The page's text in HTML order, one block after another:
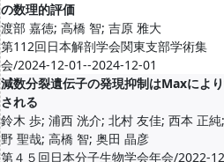
の数理的評価
渡部 嘉徳; 高橋 智; 吉原 雅大
第112回日本解剖学会関東支部学術集
会/2024-12-01--2024-12-01
減数分裂遺伝子の発現抑制はMaxによ
される
鈴木 歩; 浦⻄ 洸介; 北村 友佳; ⻄本 正
野 聖哉; 高橋 智; 奥田 晶彦
第４５回日本分子生物学会年会/2022-